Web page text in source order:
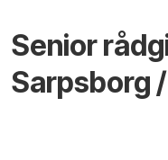
Senior
Sarpsborg